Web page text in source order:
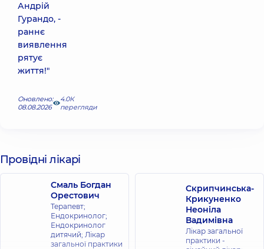
Андрій
Гурандо, -
раннє
виявлення
рятує
життя!"
Оновлено:
08.08.2026
4.0К
перегляди
Провідні лікарі
Смаль Богдан
Орестович
Терапевт;
Ендокринолог;
Ендокринолог
дитячий; Лікар
загальної практики
Скрипчинська-
Крикуненко
Неоніла
Вадимівна
Лікар загальної
практики -